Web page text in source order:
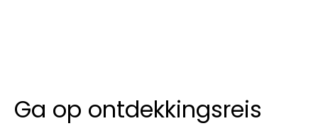
Ga op ontdekkingsreis